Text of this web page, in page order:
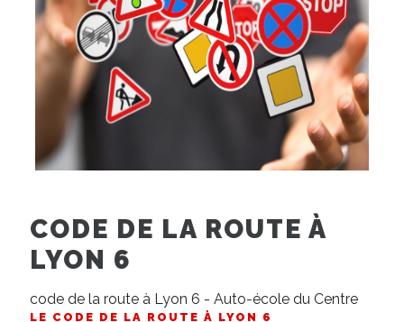
CODE DE LA ROUTE À
LYON 6
code de la route à Lyon 6 - Auto-école du Centre
LE CODE DE LA ROUTE À LYON 6